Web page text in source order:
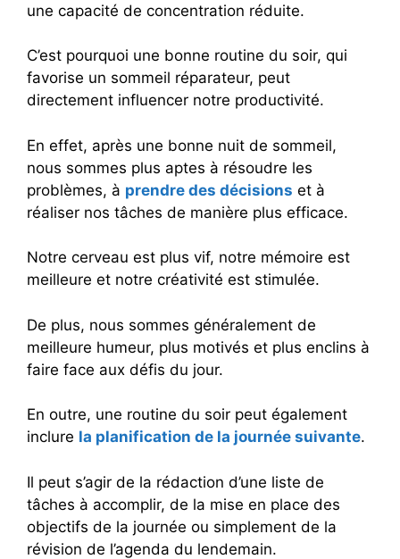
une capacité de concentration réduite.
C’est pourquoi une bonne routine du soir, qui
favorise un sommeil réparateur, peut
directement influencer notre productivité.
En effet, après une bonne nuit de sommeil,
nous sommes plus aptes à résoudre les
problèmes, à prendre des décisions et à
réaliser nos tâches de manière plus efficace.
Notre cerveau est plus vif, notre mémoire est
meilleure et notre créativité est stimulée.
De plus, nous sommes généralement de
meilleure humeur, plus motivés et plus enclins à
faire face aux défis du jour.
En outre, une routine du soir peut également
inclure la planification de la journée suivante.
Il peut s’agir de la rédaction d’une liste de
tâches à accomplir, de la mise en place des
objectifs de la journée ou simplement de la
révision de l’agenda du lendemain.